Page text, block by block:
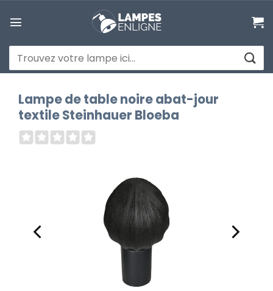
au
Recherche
pour :
Lampe de table noire abat-jour
textile Steinhauer Bloeba